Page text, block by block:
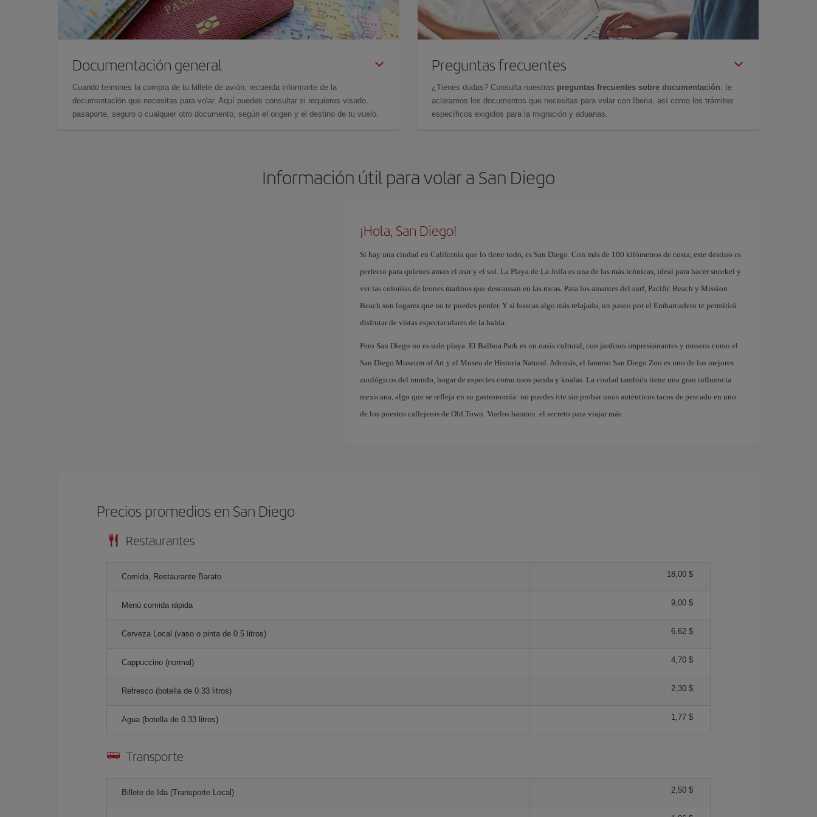
Documentación general
Cuando termines la compra de tu billete de avión, recuerda informarte de la
documentación que necesitas para volar. Aquí puedes consultar si requieres visado,
pasaporte, seguro o cualquier otro documento, según el origen y el destino de tu vuelo.
Preguntas frecuentes
¿Tienes dudas? Consulta nuestras preguntas frecuentes sobre documentación: te
aclaramos los documentos que necesitas para volar con Iberia, así como los trámites
específicos exigidos para la migración y aduanas.
Información útil para volar a San Diego
¡Hola, San Diego!
Si hay una ciudad en California que lo tiene todo, es San Diego. Con más de 100 kilómetros de costa, este destino es
perfecto para quienes aman el mar y el sol. La Playa de La Jolla es una de las más icónicas, ideal para hacer snorkel y
ver las colonias de leones marinos que descansan en las rocas. Para los amantes del surf, Pacific Beach y Mission
Beach son lugares que no te puedes perder. Y si buscas algo más relajado, un paseo por el Embarcadero te permitirá
disfrutar de vistas espectaculares de la bahía.
Pero San Diego no es solo playa. El Balboa Park es un oasis cultural, con jardines impresionantes y museos como el
San Diego Museum of Art y el Museo de Historia Natural. Además, el famoso San Diego Zoo es uno de los mejores
zoológicos del mundo, hogar de especies como osos panda y koalas. La ciudad también tiene una gran influencia
mexicana, algo que se refleja en su gastronomía: no puedes irte sin probar unos auténticos tacos de pescado en uno
de los puestos callejeros de Old Town. Vuelos baratos: el secreto para viajar más.
Precios promedios en San Diego
Restaurantes
Comida, Restaurante Barato 18,00 $
Menú comida rápida 9,00 $
Cerveza Local (vaso o pinta de 0.5 litros) 6,62 $
Cappuccino (normal) 4,70 $
Refresco (botella de 0.33 litros) 2,30 $
Agua (botella de 0.33 litros) 1,77 $
Transporte
Billete de Ida (Transporte Local) 2,50 $